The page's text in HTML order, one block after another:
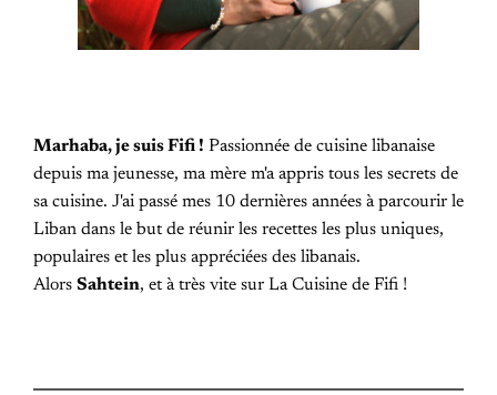
Marhaba, je suis Fifi ! Passionnée de cuisine libanaise
depuis ma jeunesse, ma mère m'a appris tous les secrets de
sa cuisine. J'ai passé mes 10 dernières années à parcourir le
Liban dans le but de réunir les recettes les plus uniques,
populaires et les plus appréciées des libanais.
Alors Sahtein, et à très vite sur La Cuisine de Fifi !